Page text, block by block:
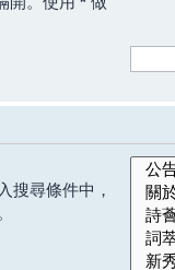
搜尋條件中，